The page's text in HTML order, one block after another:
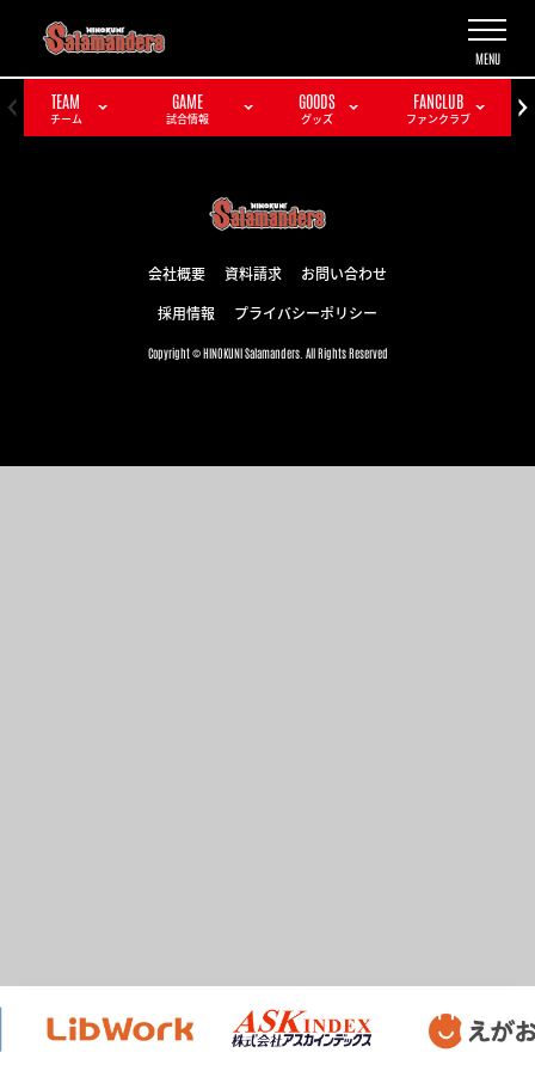
TEAM
チーム
GAME
試合情報
GOODS
グッズ
FANCLUB
ファンクラブ
会社概要 資料請求 お問い合わせ
採用情報 プライバシーポリシー
Copyright © HINOKUNI Salamanders. All Rights Reserved